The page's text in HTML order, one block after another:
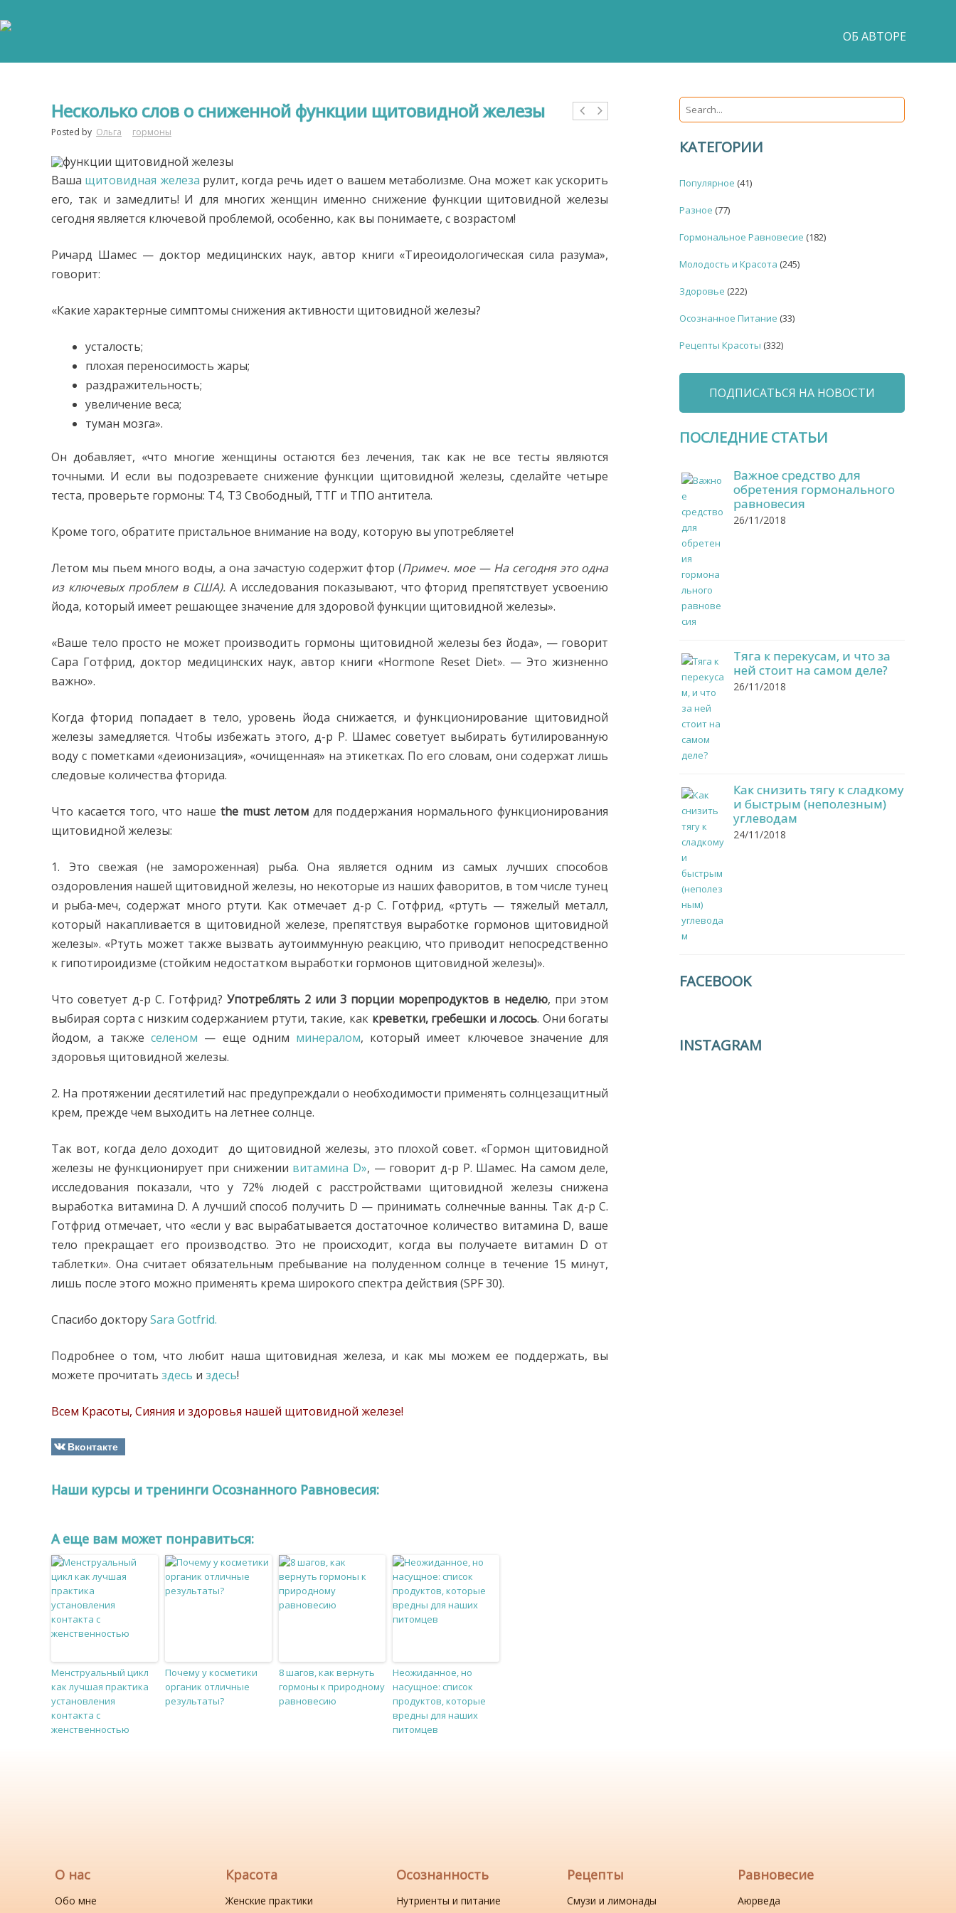
ОБ АВТОРЕ
Несколько слов о сниженной функции щитовидной железы
Posted by Ольга гормоны
Ваша щитовидная железа рулит, когда речь идет о вашем метаболизме. Она может как ускорить
его, так и замедлить! И для многих женщин именно снижение функции щитовидной железы
сегодня является ключевой проблемой, особенно, как вы понимаете, с возрастом!
Ричард Шамес — доктор медицинских наук, автор книги «Тиреоидологическая сила разума»,
говорит:
«Какие характерные симптомы снижения активности щитовидной железы?
усталость;
плохая переносимость жары;
раздражительность;
увеличение веса;
туман мозга».
Он добавляет, «что многие женщины остаются без лечения, так как не все тесты являются
точными. И если вы подозреваете снижение функции щитовидной железы, сделайте четыре
теста, проверьте гормоны: Т4, Т3 Свободный, ТТГ и ТПО антитела.
Кроме того, обратите пристальное внимание на воду, которую вы употребляете!
Летом мы пьем много воды, а она зачастую содержит фтор (Примеч. мое — На сегодня это одна
из ключевых проблем в США). А исследования показывают, что фторид препятствует усвоению
йода, который имеет решающее значение для здоровой функции щитовидной железы».
«Ваше тело просто не может производить гормоны щитовидной железы без йода», — говорит
Сара Готфрид, доктор медицинских наук, автор книги «Hormone Reset Diet». — Это жизненно
важно».
Когда фторид попадает в тело, уровень йода снижается, и функционирование щитовидной
железы замедляется. Чтобы избежать этого, д-р Р. Шамес советует выбирать бутилированную
воду с пометками «деионизация», «очищенная» на этикетках. По его словам, они содержат лишь
следовые количества фторида.
Что касается того, что наше the must летомдля поддержания нормального функционирования
щитовидной железы:
1. Это свежая (не замороженная) рыба. Она является одним из самых лучших способов
оздоровления нашей щитовидной железы, но некоторые из наших фаворитов, в том числе тунец
и рыба-меч, содержат много ртути. Как отмечает д-р С. Готфрид, «ртуть — тяжелый металл,
который накапливается в щитовидной железе, препятствуя выработке гормонов щитовидной
железы». «Ртуть может также вызвать аутоиммунную реакцию, что приводит непосредственно
к гипотироидизме (стойким недостатком выработки гормонов щитовидной железы)».
Что советует д-р С. Готфрид?Употреблять 2 или 3 порции морепродуктов в неделю, при этом
выбирая сорта с низким содержанием ртути, такие, как креветки, гребешки и лосось. Они богаты
йодом, а такжеселеном — еще одним минералом, который имеет ключевое значение для
здоровья щитовидной железы.
2. На протяжении десятилетий нас предупреждали о необходимости применять солнцезащитный
крем, прежде чем выходить на летнее солнце.
Так вот, когда дело доходит до щитовидной железы, это плохой совет. «Гормон щитовидной
железы не функционирует при снижении витамина D», — говорит д-р Р. Шамес. На самом деле,
исследования показали, что у 72% людей с расстройствами щитовидной железы снижена
выработка витамина D. А лучший способ получить D — принимать солнечные ванны. Так д-р С.
Готфрид отмечает, что «если у вас вырабатывается достаточное количество витамина D, ваше
тело прекращает его производство. Это не происходит, когда вы получаете витамин D от
таблетки». Она считает обязательным пребывание на полуденном солнце в течение 15 минут,
лишь после этого можно применять крема широкого спектра действия (SPF 30).
Спасибо докторуSara Gotfrid.
Подробнее о том, что любит наша щитовидная железа, и как мы можем ее поддержать, вы
можете прочитать здесь и здесь!
Всем Красоты, Сияния и здоровья нашей щитовидной железе!
Вконтакте
Наши курсы и тренинги Осознанного Равновесия:
A еще вам может понравиться:
Менструальный цикл
как лучшая практика
установления
контакта с
женственностью
Почему у косметики
органик отличные
результаты?
8 шагов, как вернуть
гормоны к природному
равновесию
Неожиданное, но
насущное: список
продуктов, которые
вредны для наших
питомцев
КАТЕГОРИИ
Популярное (41)
Разное (77)
Гормональное Равновесие (182)
Молодость и Красота (245)
Здоровье (222)
Осознанное Питание (33)
Рецепты Красоты (332)
ПОДПИСАТЬСЯ НА НОВОСТИ
ПОСЛЕДНИЕ СТАТЬИ
Важное средство для
обретения гормонального
равновесия
26/11/2018
Тяга к перекусам, и что за
ней стоит на самом деле?
26/11/2018
Как снизить тягу к сладкому
и быстрым (неполезным)
углеводам
24/11/2018
FACEBOOK
INSTAGRAM
О нас
Обо мне
Красота
Женские практики
Осознанность
Нутриенты и питание
Рецепты
Смузи и лимонады
Равновесие
Аюрведа